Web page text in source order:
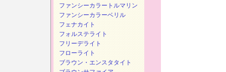
ファンシーカラートルマリン
ファンシーカラーベリル
フェナカイト
フォルステライト
フリーデライト
フローライト
ブラウン・エンスタタイト